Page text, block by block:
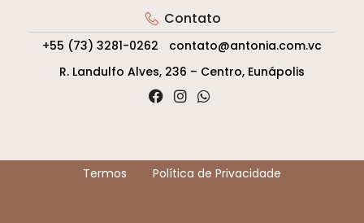
Contato
+55 (73) 3281-0262
contato@antonia.com.vc
R. Landulfo Alves, 236 – Centro, Eunápolis
Termos Política de Privacidade